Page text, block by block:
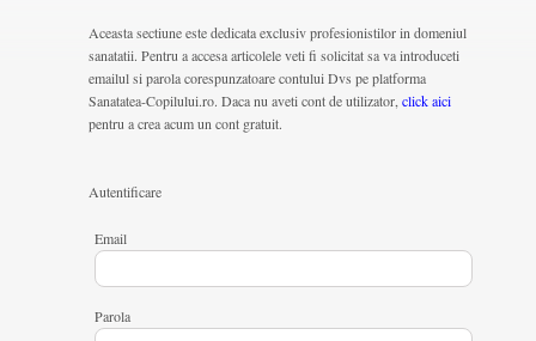
Aceasta sectiune este dedicata exclusiv profesionistilor in domeniul
sanatatii. Pentru a accesa articolele veti fi solicitat sa va introduceti
emailul si parola corespunzatoare contului Dvs pe platforma
Sanatatea-Copilului.ro. Daca nu aveti cont de utilizator, click aici
pentru a crea acum un cont gratuit.
Autentificare
Email
Parola